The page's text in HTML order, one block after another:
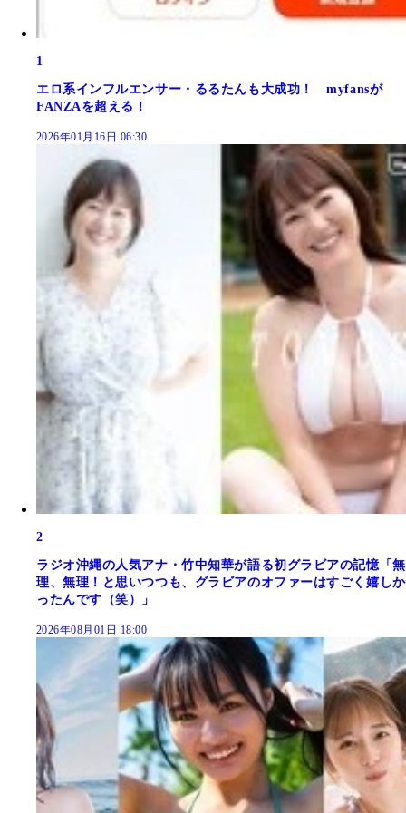
1
エロ系インフルエンサー・るるたんも大成功！ myfansが
FANZAを超える！
2026年01月16日 06:30
2
ラジオ沖縄の人気アナ・竹中知華が語る初グラビアの記憶「無
理、無理！と思いつつも、グラビアのオファーはすごく嬉しか
ったんです（笑）」
2026年08月01日 18:00